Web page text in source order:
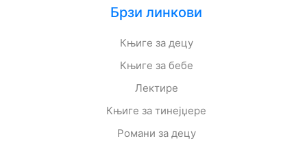
Брзи линкови
Књиге за децу
Књиге за бебе
Лектире
Књиге за тинејџере
Романи за децу